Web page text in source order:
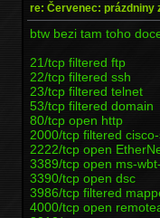
re: Červenec: prázdniny
btw bezi tam toho
21/tcp filtered ftp
22/tcp filtered ssh
23/tcp filtered telnet
53/tcp filtered domain
80/tcp open http
2000/tcp filtered
2222/tcp open
3389/tcp open ms-
3390/tcp open dsc
3986/tcp filtered
4000/tcp open